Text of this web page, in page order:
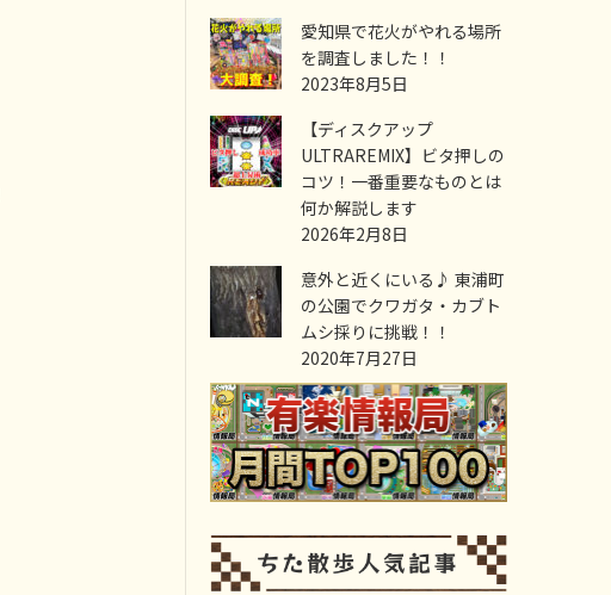
愛知県で花火がやれる場所
を調査しました！！
2023年8月5日
【ディスクアップ
ULTRAREMIX】ビタ押しの
コツ！一番重要なものとは
何か解説します
2026年2月8日
意外と近くにいる♪ 東浦町
の公園でクワガタ・カブト
ムシ採りに挑戦！！
2020年7月27日